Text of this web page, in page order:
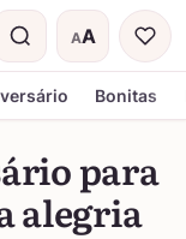
AA
Tamanho do
Bonitas
para
alegria